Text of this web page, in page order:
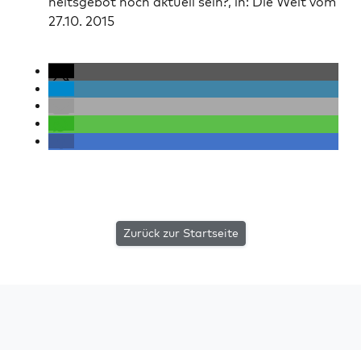
27.10. 2015
Zurück zur Startseite